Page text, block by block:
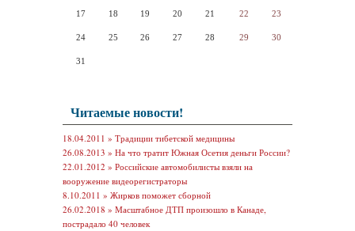
17 18 19 20 21 22 23
24 25 26 27 28 29 30
31
Читаемые новости!
18.04.2011 » Традиции тибетской медицины
26.08.2013 » На что тратит Южная Осетия деньги России?
22.01.2012 » Российские автомобилисты взяли на
вооружение видеорегистраторы
8.10.2011 » Жирков поможет сборной
26.02.2018 » Масштабное ДТП произошло в Канаде,
пострадало 40 человек